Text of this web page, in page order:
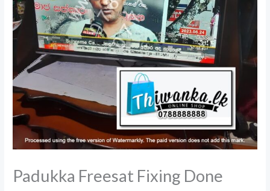
Padukka Freesat Fixing Done